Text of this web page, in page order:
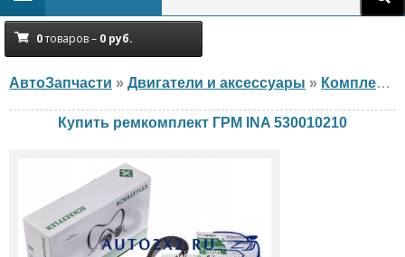
0товаров – 0 руб.
АвтоЗапчасти » Двигатели и аксессуары » Комплект ГРМ
Купить ремкомплект ГРМ INA 530010210